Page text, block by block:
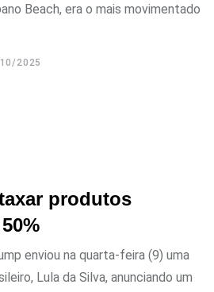
Beach, era o mais movimentado
2025
produtos
enviou na quarta-feira (9) uma
Lula da Silva, anunciando um